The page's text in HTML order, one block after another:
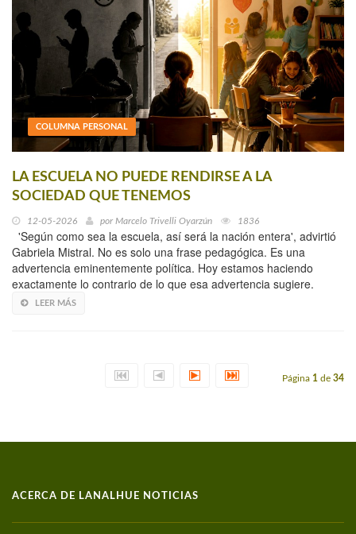
COLUMNA PERSONAL
LA ESCUELA NO PUEDE RENDIRSE A LA
SOCIEDAD QUE TENEMOS
12-05-2026 por Marcelo Trivelli Oyarzún 1836
'Según como sea la escuela, así será la nación entera', advirtió
Gabriela Mistral. No es solo una frase pedagógica. Es una
advertencia eminentemente política. Hoy estamos haciendo
exactamente lo contrario de lo que esa advertencia sugiere.
LEER MÁS
Página 1 de 34
ACERCA DE LANALHUE NOTICIAS